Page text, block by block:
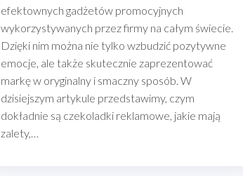
efektownych gadżetów promocyjnych
wykorzystywanych przez firmy na całym świecie.
Dzięki nim można nie tylko wzbudzić pozytywne
emocje, ale także skutecznie zaprezentować
markę w oryginalny i smaczny sposób. W
dzisiejszym artykule przedstawimy, czym
dokładnie są czekoladki reklamowe, jakie mają
zalety,…